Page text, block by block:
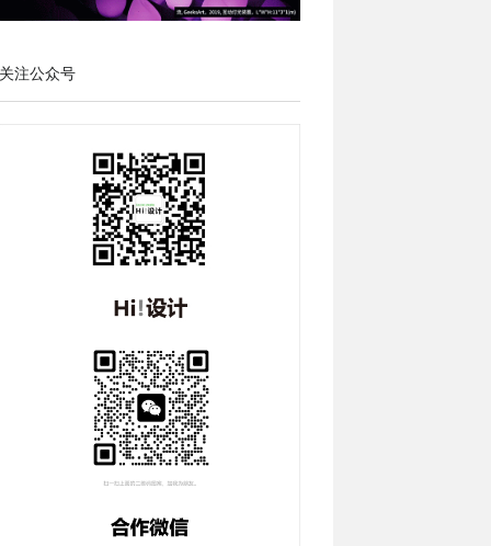
注公众号